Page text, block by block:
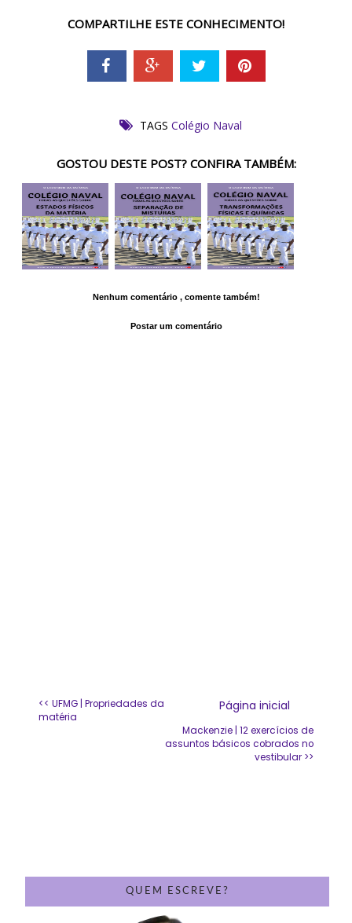
COMPARTILHE ESTE CONHECIMENTO!
TAGS Colégio Naval
GOSTOU DESTE POST? CONFIRA TAMBÉM:
Nenhum comentário , comente também!
Postar um comentário
<< UFMG | Propriedades da
matéria
Mackenzie | 12 exercícios de
assuntos básicos cobrados no
vestibular >>
Página inicial
QUEM ESCREVE?